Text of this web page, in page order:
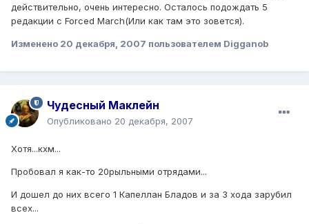
действительно, очень интересно. Осталось подождать 5
редакции с Forced March(Или как там это зовется).
Изменено 20 декабря, 2007 пользователем Digganob
Чудесный Маклейн
Опубликовано 20 декабря, 2007
Хотя...кхм...
Пробовал я как-то 20рыльными отрядами...
И дошел до них всего 1 Капеллан Бладов и за 3 хода зарубил
всех...